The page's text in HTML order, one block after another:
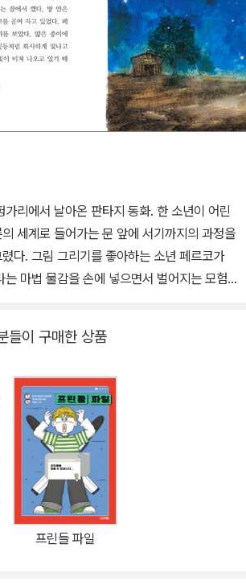
리에서 날아온 판타지 동화. 한 소년이 어린
세계로 들어가는 문 앞에 서기까지의 과정을
다. 그림 그리기를 좋아하는 소년 페르코가
는 마법 물감을 손에 넣으면서 벌어지는 모험
문고’의 스물한 번째 책이다. 동유럽의 작
편적인 주제이자 중요한 키워드이다. 육체적
급격한 변화를 겪는 아이들에게 있어 성장은
금껏 경험하지 못한 낯선 세계로 진입하는
한다. 따라서 아이가 자라 소년이 되고 어른
르 중에서도 ‘동화’가 지닌 본연의 의미를 가
러티브라고 할 수 있다. 대부분의 성장 이야기
나 존재한다. ‘길 찾기’가 바로 그것이다. 동
판타지나 모험의 형식을 통해 나타나는데, 주
들이 구매한 상품
프린들 파일